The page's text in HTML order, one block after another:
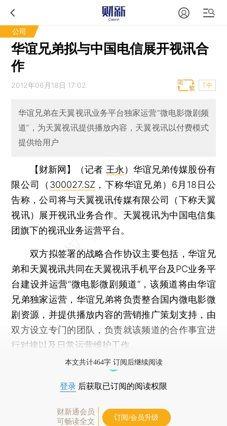
公司
华谊兄弟拟与中国电信展开视讯合
作
2012年06月18日 17:02 T中
华谊兄弟在天翼视讯业务平台独家运营“微电影微剧频
道”，为天翼视讯提供播放内容，天翼视讯以付费模式
提供给用户
【财新网】（记者 王永 ） 华谊兄弟传媒股份有
限公司（ 300027.SZ ，下称华谊兄弟）6月18日公
告称，公司将与天翼视讯传媒有限公司（下称天翼
视讯）展开视讯业务合作。天翼视讯为中国电信集
团旗下的视讯业务运营平台。
双方拟签署的战略合作协议主要包括，华谊兄
弟和天翼视讯共同在天翼视讯手机平台及PC业务平
台建设并运营“微电影微剧频道”，该频道将由华谊
兄弟独家运营，华谊兄弟将负责整合国内微电影微
剧资源，并提供播放内容的营销推广策划支持，由
双方设立专门的团队，负责就该频道的合作事宜进
行对接以及日常运营维护工作。
本文共计464字 订阅后继续阅读
登录 后获取已订阅的阅读权限
财新通会员
可畅读全文
订阅/会员升级